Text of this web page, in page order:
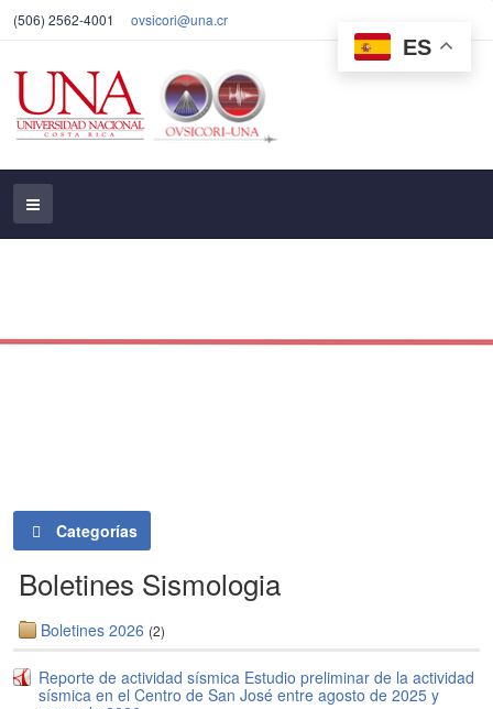
(506) 2562-4001 ovsicori@una.cr
ES
Categorías
Boletines Sismologia
Boletines 2026 (2)
Reporte de actividad sísmica Estudio preliminar de la actividad
sísmica en el Centro de San José entre agosto de 2025 y